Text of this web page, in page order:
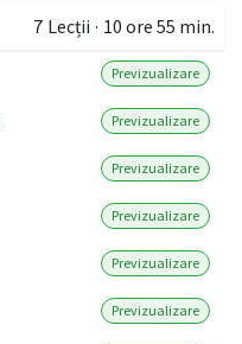
7 Lecții · 10 ore 55 min.
Previzualizare
Previzualizare
Previzualizare
Previzualizare
Previzualizare
Previzualizare